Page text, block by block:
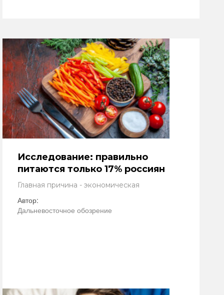
Исследование: правильно
питаются только 17% россиян
Главная причина - экономическая
Автор:
Дальневосточное обозрение